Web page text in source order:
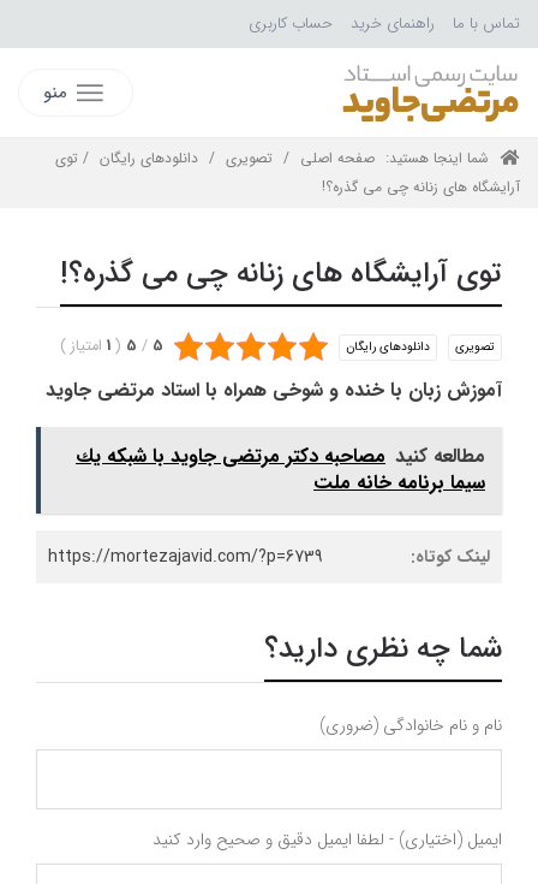
تماس با ما راهنمای خرید حساب کاربری
منو
شما اینجا هستید: صفحه اصلی / تصویری / دانلودهای رایگان / توی
آرایشگاه های زنانه چی می گذره؟!
توی آرایشگاه های زنانه چی می گذره؟!
تصویری دانلودهای رایگان 5
/
5
(
1 امتیاز)
آموزش زبان با خنده و شوخی همراه با استاد مرتضی جاوید
مطالعه کنید مصاحبه دكتر مرتضی جاوید با شبكه يك
سيما برنامه خانه ملت
لینک کوتاه: https://mortezajavid.com/?p=6739
شما چه نظری دارید؟
نام و نام خانوادگی (ضروری)
ایمیل (اختیاری) - لطفا ایمیل دقیق و صحیح وارد کنید